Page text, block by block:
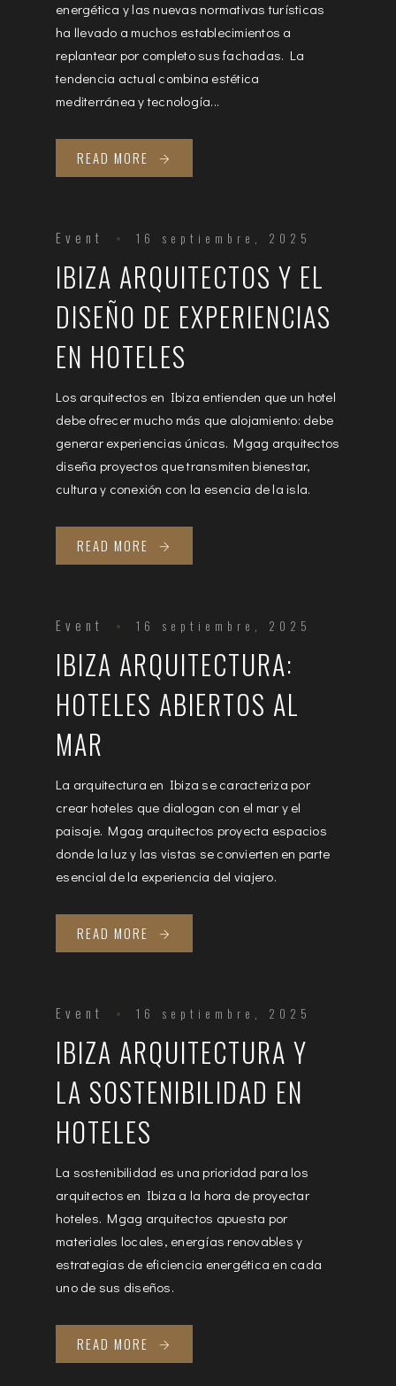
energética y las nuevas normativas turísticas
ha llevado a muchos establecimientos a
replantear por completo sus fachadas. La
tendencia actual combina estética
mediterránea y tecnología...
READ MORE
Event 16 septiembre, 2025
IBIZA ARQUITECTOS Y EL
DISEÑO DE EXPERIENCIAS
EN HOTELES
Los arquitectos en Ibiza entienden que un hotel
debe ofrecer mucho más que alojamiento: debe
generar experiencias únicas. Mgag arquitectos
diseña proyectos que transmiten bienestar,
cultura y conexión con la esencia de la isla.
READ MORE
Event 16 septiembre, 2025
IBIZA ARQUITECTURA:
HOTELES ABIERTOS AL
MAR
La arquitectura en Ibiza se caracteriza por
crear hoteles que dialogan con el mar y el
paisaje. Mgag arquitectos proyecta espacios
donde la luz y las vistas se convierten en parte
esencial de la experiencia del viajero.
READ MORE
Event 16 septiembre, 2025
IBIZA ARQUITECTURA Y
LA SOSTENIBILIDAD EN
HOTELES
La sostenibilidad es una prioridad para los
arquitectos en Ibiza a la hora de proyectar
hoteles. Mgag arquitectos apuesta por
materiales locales, energías renovables y
estrategias de eficiencia energética en cada
uno de sus diseños.
READ MORE